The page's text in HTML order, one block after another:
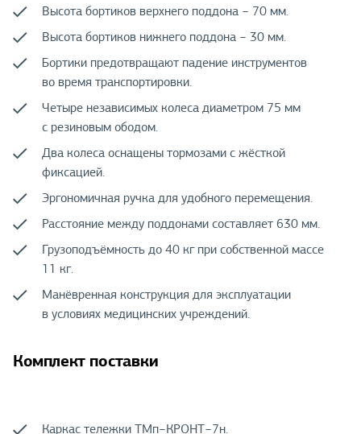
Высота бортиков верхнего поддона − 70 мм.
Высота бортиков нижнего поддона − 30 мм.
Бортики предотвращают падение инструментов
во время транспортировки.
Четыре независимых колеса диаметром 75 мм
с резиновым ободом.
Два колеса оснащены тормозами с жёсткой
фиксацией.
Эргономичная ручка для удобного перемещения.
Расстояние между поддонами составляет 630 мм.
Грузоподъёмность до 40 кг при собственной массе
11 кг.
Манёвренная конструкция для эксплуатации
в условиях медицинских учреждений.
Комплект поставки
Каркас тележки ТМп−КРОНТ−7н.